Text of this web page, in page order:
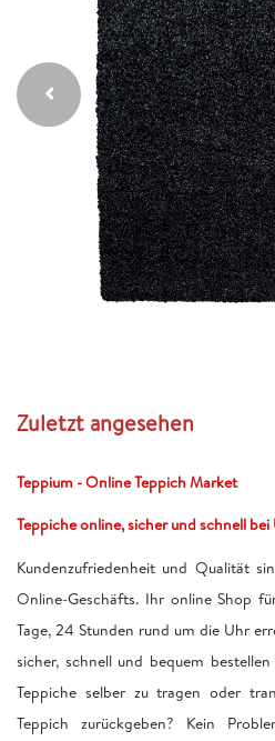
Zuletzt angesehen
Teppium - Online Teppich Market
Teppiche online, sicher und schnell bei
Kundenzufriedenheit und Qualität
Online-Geschäfts. Ihr online Shop
Tage, 24 Stunden rund um die Uhr
sicher, schnell und bequem
Teppiche selber zu tragen oder
Teppich zurückgeben? Kein